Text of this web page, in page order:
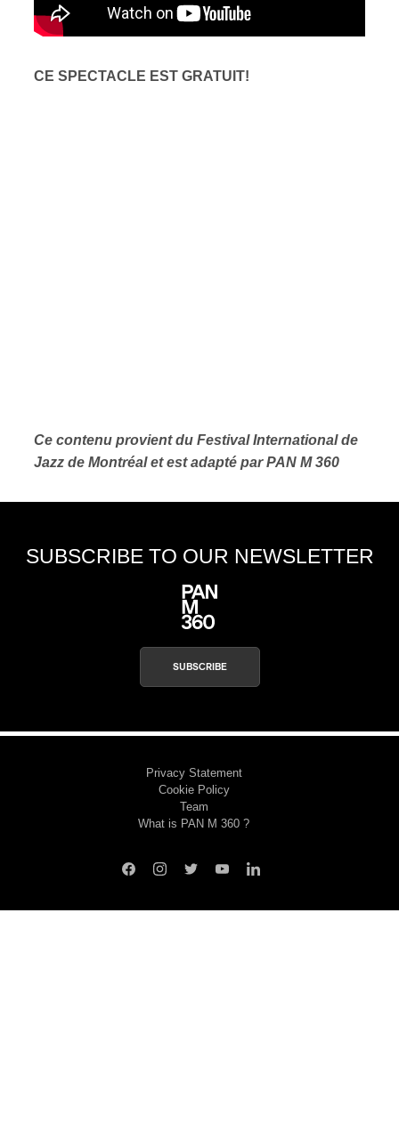
CE SPECTACLE EST GRATUIT!
Ce contenu provient du Festival International de
Jazz de Montréal et est adapté par PAN M 360
SUBSCRIBE TO OUR NEWSLETTER
SUBSCRIBE
Privacy Statement
Cookie Policy
Team
What is PAN M 360 ?